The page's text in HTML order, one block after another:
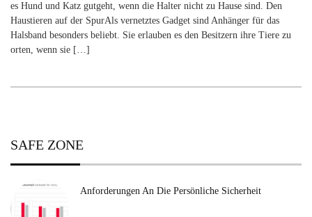
es Hund und Katz gutgeht, wenn die Halter nicht zu Hause sind. Den
Haustieren auf der SpurAls vernetztes Gadget sind Anhänger für das
Halsband besonders beliebt. Sie erlauben es den Besitzern ihre Tiere zu
orten, wenn sie […]
SAFE ZONE
Anforderungen An Die Persönliche Sicherheit